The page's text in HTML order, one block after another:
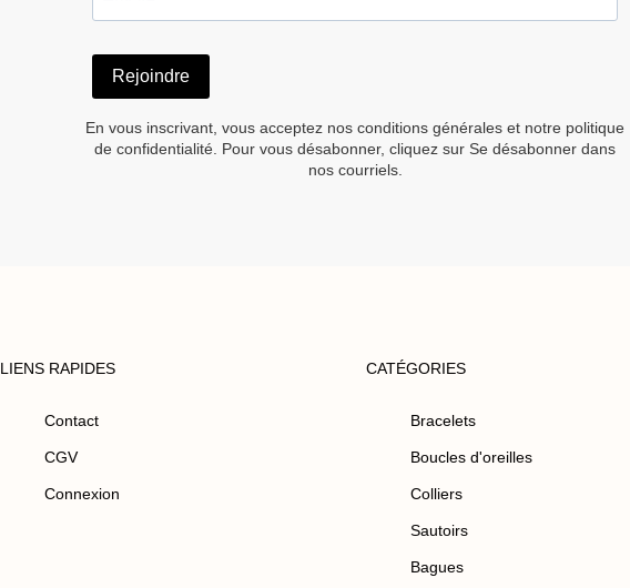
Rejoindre
En vous inscrivant, vous acceptez nos conditions générales et notre politique
de confidentialité. Pour vous désabonner, cliquez sur Se désabonner dans
nos courriels.
LIENS RAPIDES
Contact
CGV
Connexion
CATÉGORIES
Bracelets
Boucles d'oreilles
Colliers
Sautoirs
Bagues